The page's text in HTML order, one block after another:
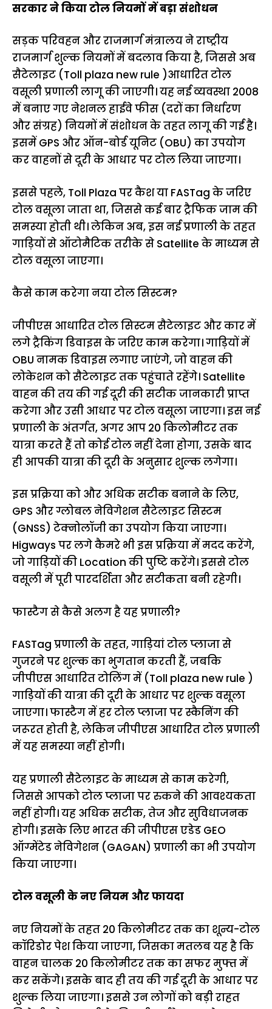
सरकार ने किया टोल नियमों में बड़ा संशोधन
सड़क परिवहन और राजमार्ग मंत्रालय ने राष्ट्रीय
राजमार्ग शुल्क नियमों में बदलाव किया है, जिससे अब
सैटेलाइट (Toll plaza new rule )आधारित टोल
वसूली प्रणाली लागू की जाएगी। यह नई व्यवस्था 2008
में बनाए गए नेशनल हाईवे फीस (दरों का निर्धारण
और संग्रह) नियमों में संशोधन के तहत लागू की गई है।
इसमें GPS और ऑन-बोर्ड यूनिट (OBU) का उपयोग
कर वाहनों से दूरी के आधार पर टोल लिया जाएगा।
इससे पहले, Toll Plaza पर कैश या FASTag के जरिए
टोल वसूला जाता था, जिससे कई बार ट्रैफिक जाम की
समस्या होती थी। लेकिन अब, इस नई प्रणाली के तहत
गाड़ियों से ऑटोमैटिक तरीके से Satellite के माध्यम से
टोल वसूला जाएगा।
कैसे काम करेगा नया टोल सिस्टम?
जीपीएस आधारित टोल सिस्टम सैटेलाइट और कार में
लगे ट्रैकिंग डिवाइस के जरिए काम करेगा। गाड़ियों में
OBU नामक डिवाइस लगाए जाएंगे, जो वाहन की
लोकेशन को सैटेलाइट तक पहुंचाते रहेंगे। Satellite
वाहन की तय की गई दूरी की सटीक जानकारी प्राप्त
करेगा और उसी आधार पर टोल वसूला जाएगा। इस नई
प्रणाली के अंतर्गत, अगर आप 20 किलोमीटर तक
यात्रा करते हैं तो कोई टोल नहीं देना होगा, उसके बाद
ही आपकी यात्रा की दूरी के अनुसार शुल्क लगेगा।
इस प्रक्रिया को और अधिक सटीक बनाने के लिए,
GPS औरग्लोबल नेविगेशन सैटेलाइटसिस्टम
(GNSS) टेक्नोलॉजी का उपयोग किया जाएगा।
Higways पर लगे कैमरे भी इस प्रक्रिया में मदद करेंगे,
जो गाड़ियों की Location की पुष्टि करेंगे। इससे टोल
वसूली में पूरी पारदर्शिता और सटीकता बनी रहेगी।
फास्टैग से कैसे अलग है यह प्रणाली?
FASTag प्रणाली के तहत, गाड़ियां टोल प्लाजा से
गुजरने पर शुल्क का भुगतान करती हैं, जबकि
जीपीएस आधारित टोलिंग में (Toll plaza new rule )
गाड़ियों की यात्रा की दूरी के आधार पर शुल्क वसूला
जाएगा। फास्टैग में हर टोल प्लाजा पर स्कैनिंग की
जरूरत होती है, लेकिन जीपीएस आधारित टोल प्रणाली
में यह समस्या नहीं होगी।
यह प्रणाली सैटेलाइट के माध्यम से काम करेगी,
जिससे आपको टोल प्लाजा पर रुकने की आवश्यकता
नहीं होगी। यह अधिक सटीक, तेज और सुविधाजनक
होगी। इसके लिए भारत की जीपीएस एडेड GEO
ऑग्मेंटेड नेविगेशन (GAGAN) प्रणाली का भी उपयोग
किया जाएगा।
टोल वसूली के नए नियम और फायदा
नए नियमों के तहत 20 किलोमीटर तक का शून्य-टोल
कॉरिडोर पेश किया जाएगा, जिसका मतलब यह है कि
वाहन चालक 20 किलोमीटर तक का सफर मुफ्त में
कर सकेंगे। इसके बाद ही तय की गई दूरी के आधार पर
शुल्क लिया जाएगा। इससे उन लोगों को बड़ी राहत